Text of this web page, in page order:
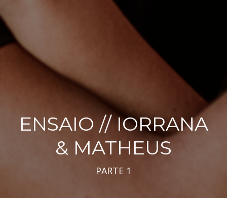
ENSAIO // IORRANA
& MATHEUS
PARTE 1